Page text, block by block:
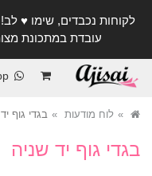
עובדת במתכונת
לוח מודעות בגדי גוף
בגדי גוף יד שניה